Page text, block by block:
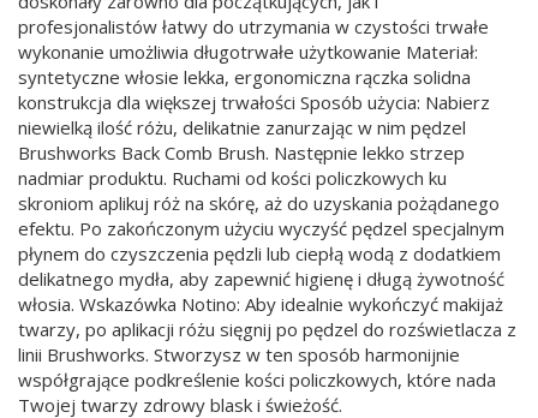
profesjonalistów łatwy do utrzymania w czystości trwałe
wykonanie umożliwia długotrwałe użytkowanie Materiał:
syntetyczne włosie lekka, ergonomiczna rączka solidna
konstrukcja dla większej trwałości Sposób użycia: Nabierz
niewielką ilość różu, delikatnie zanurzając w nim pędzel
Brushworks Back Comb Brush. Następnie lekko strzep
nadmiar produktu. Ruchami od kości policzkowych ku
skroniom aplikuj róż na skórę, aż do uzyskania pożądanego
efektu. Po zakończonym użyciu wyczyść pędzel specjalnym
płynem do czyszczenia pędzli lub ciepłą wodą z dodatkiem
delikatnego mydła, aby zapewnić higienę i długą żywotność
włosia. Wskazówka Notino: Aby idealnie wykończyć makijaż
twarzy, po aplikacji różu sięgnij po pędzel do rozświetlacza z
linii Brushworks. Stworzysz w ten sposób harmonijnie
współgrające podkreślenie kości policzkowych, które nada
Twojej twarzy zdrowy blask i świeżość.